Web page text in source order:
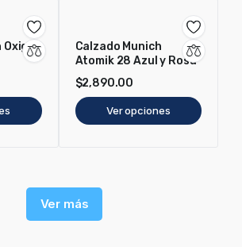
Oxigen
Calzado Munich
Atomik 28 Azul y Rosa
$2,890.00
Ver opciones
Ver más